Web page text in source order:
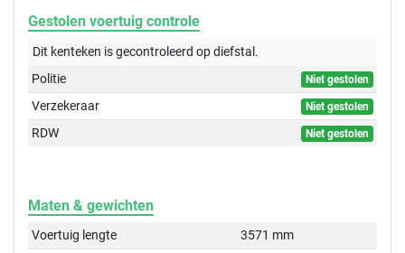
Gestolen voertuig controle
Dit kenteken is gecontroleerd opdiefstal.
Politie
Niet gestolen
Verzekeraar Niet gestolen
RDW Niet gestolen
Maten & gewichten
Voertuig lengte
3571 mm